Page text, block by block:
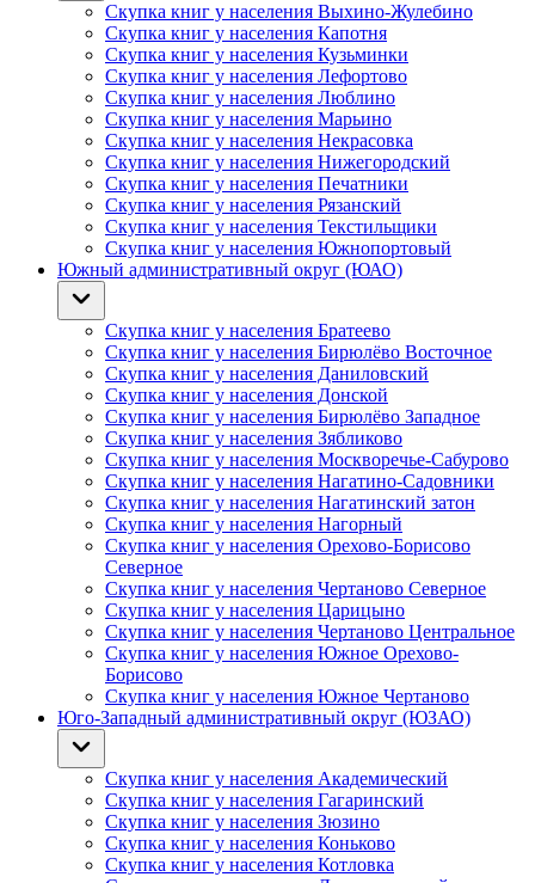
Скупка книг у населения Выхино-Жулебино
Скупка книг у населения Капотня
Скупка книг у населения Кузьминки
Скупка книг у населения Лефортово
Скупка книг у населения Люблино
Скупка книг у населения Марьино
Скупка книг у населения Некрасовка
Скупка книг у населения Нижегородский
Скупка книг у населения Печатники
Скупка книг у населения Рязанский
Скупка книг у населения Текстильщики
Скупка книг у населения Южнопортовый
Южный административный округ (ЮАО)
Скупка книг у населения Братеево
Скупка книг у населения Бирюлёво Восточное
Скупка книг у населения Даниловский
Скупка книг у населения Донской
Скупка книг у населения Бирюлёво Западное
Скупка книг у населения Зябликово
Скупка книг у населения Москворечье-Сабурово
Скупка книг у населения Нагатино-Садовники
Скупка книг у населения Нагатинский затон
Скупка книг у населения Нагорный
Скупка книг у населения Орехово-Борисово
Северное
Скупка книг у населения Чертаново Северное
Скупка книг у населения Царицыно
Скупка книг у населения Чертаново Центральное
Скупка книг у населения Южное Орехово-
Борисово
Скупка книг у населения Южное Чертаново
Юго-Западный административный округ (ЮЗАО)
Скупка книг у населения Академический
Скупка книг у населения Гагаринский
Скупка книг у населения Зюзино
Скупка книг у населения Коньково
Скупка книг у населения Котловка